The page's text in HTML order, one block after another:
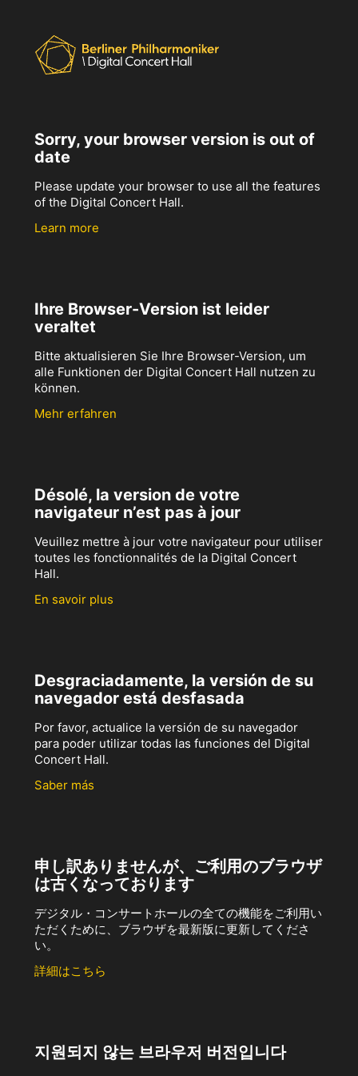
Sorry, your browser version is out of
date
Please update your browser to use all the features
of the Digital Concert Hall.
Learn more
Ihre Browser-Version ist leider
veraltet
Bitte aktualisieren Sie Ihre Browser-Version, um
alle Funktionen der Digital Concert Hall nutzen zu
können.
Mehr erfahren
Désolé, la version de votre
navigateur n’est pas à jour
Veuillez mettre à jour votre navigateur pour utiliser
toutes les fonctionnalités de la Digital Concert
Hall.
En savoir plus
Desgraciadamente, la versión de su
navegador está desfasada
Por favor, actualice la versión de su navegador
para poder utilizar todas las funciones del Digital
Concert Hall.
Saber más
申し訳ありませんが、ご利用のブラウザ
は古くなっております
デジタル・コンサートホールの全ての機能をご利用い
ただくために、ブラウザを最新版に更新してくださ
い。
詳細はこちら
지원되지 않는 브라우저 버전입니다